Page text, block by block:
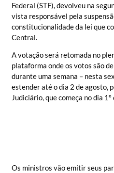
Federal (STF), devolveu na
vista responsável pela
constitucionalidade da lei que
Central.
A votação será retomada no
plataforma onde os votos são
durante uma semana – nesta
estender até o dia 2 de agosto,
Judiciário, que começa no dia 1º
Os ministros vão emitir seus